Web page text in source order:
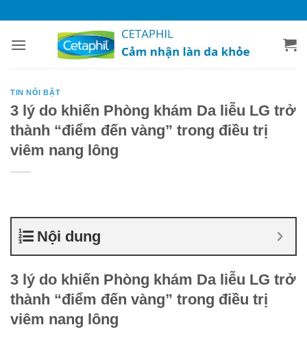
nội
TIN NỔI BẬT
3 lý do khiến Phòng khám Da liễu LG trở
thành “điểm đến vàng” trong điều trị
viêm nang lông
Nội dung
3 lý do khiến Phòng khám Da liễu LG trở
thành “điểm đến vàng” trong điều trị
viêm nang lông